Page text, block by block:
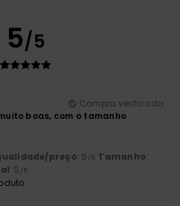
5/5
Compra verificada
boas, com o tamanho
preço: 5 /5 Tamanho:
: 5 /5